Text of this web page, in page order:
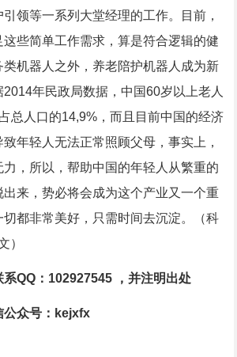
领等一系列大堂经理的工作。目前，
些简单工作需求，算是符合逻辑的健
类机器人之外，养老陪护机器人成为新
年民政局数据，中国60岁以上老人
总人口的14,9%，而且目前中国的经济
年轻人无法正常照顾父母，事实上，
，所以，帮助中国的年轻人从繁重的
来，势必将会成为这个产业又一个重
都非常美好，只需时间去沉淀。（科
）
QQ：102927545 ，并注明出处
公众号：kejxfx